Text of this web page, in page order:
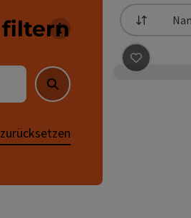
filternFür die Liste stehen
Suchen
Sortierung
Beitrag